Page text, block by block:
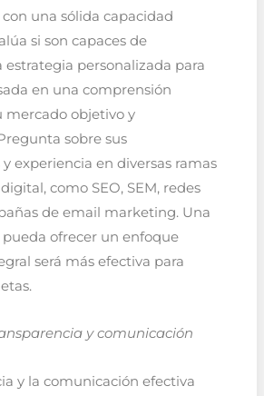
una sólida capacidad
si son capaces de
estrategia personalizada para
en una comprensión
mercado objetivo y
sobre sus
experiencia en diversas ramas
como SEO, SEM, redes
de email marketing. Una
ofrecer un enfoque
será más efectiva para
y comunicación
y la comunicación efectiva